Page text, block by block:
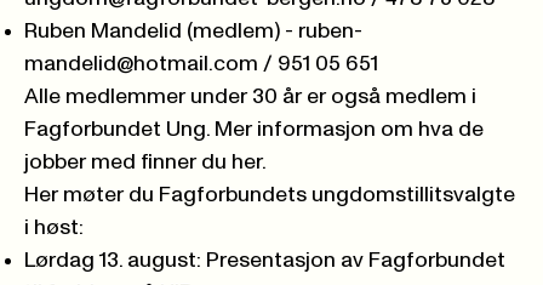
Ruben Mandelid (medlem) - ruben-
mandelid@hotmail.com / 951 05 651
Alle medlemmer under 30 år er også medlem i
Fagforbundet Ung. Mer informasjon om hva de
jobber med finner du her.
Her møter du Fagforbundets ungdomstillitsvalgte
i høst:
Lørdag 13. august: Presentasjon av Fagforbundet